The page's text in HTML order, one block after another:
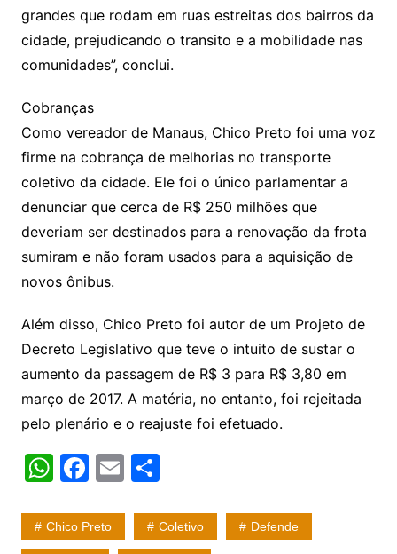
grandes que rodam em ruas estreitas dos bairros da
cidade, prejudicando o transito e a mobilidade nas
comunidades”, conclui.
Cobranças
Como vereador de Manaus, Chico Preto foi uma voz
firme na cobrança de melhorias no transporte
coletivo da cidade. Ele foi o único parlamentar a
denunciar que cerca de R$ 250 milhões que
deveriam ser destinados para a renovação da frota
sumiram e não foram usados para a aquisição de
novos ônibus.
Além disso, Chico Preto foi autor de um Projeto de
Decreto Legislativo que teve o intuito de sustar o
aumento da passagem de R$ 3 para R$ 3,80 em
março de 2017. A matéria, no entanto, foi rejeitada
pelo plenário e o reajuste foi efetuado.
W
at
F
c
E
ai
S
ar
Chico Preto Coletivo Defende